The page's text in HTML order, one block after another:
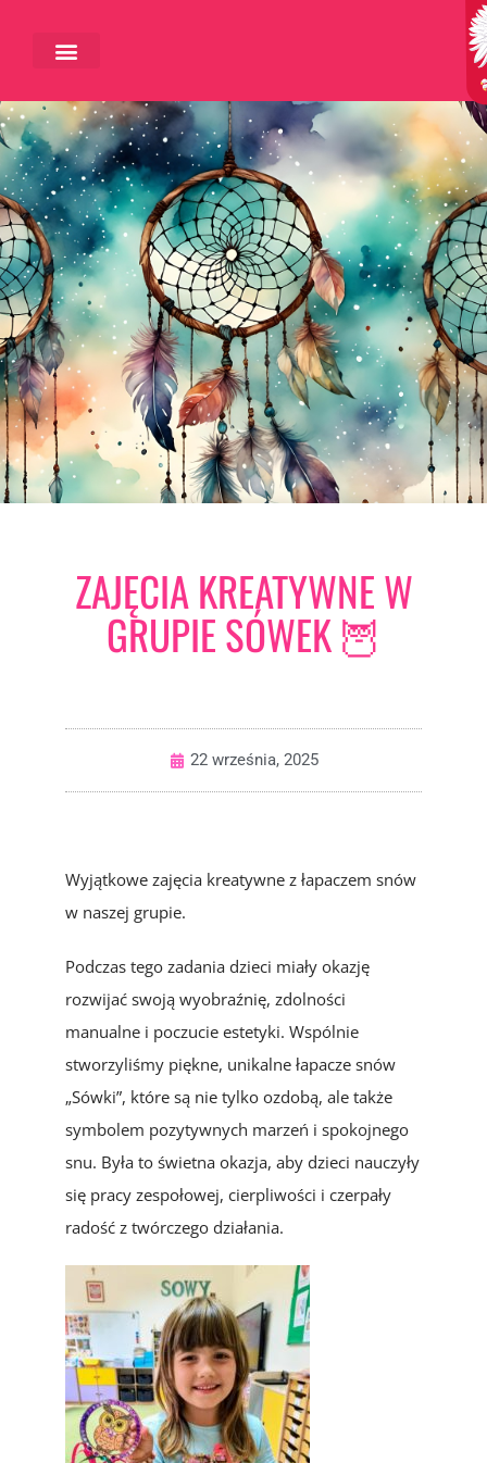
ZAJĘCIA KREATYWNE W
GRUPIE SÓWEK 🦉
22 września, 2025
Wyjątkowe zajęcia kreatywne z łapaczem snów
w naszej grupie.
Podczas tego zadania dzieci miały okazję
rozwijać swoją wyobraźnię, zdolności
manualne i poczucie estetyki. Wspólnie
stworzyliśmy piękne, unikalne łapacze snów
„Sówki”, które są nie tylko ozdobą, ale także
symbolem pozytywnych marzeń i spokojnego
snu. Była to świetna okazja, aby dzieci nauczyły
się pracy zespołowej, cierpliwości i czerpały
radość z twórczego działania.